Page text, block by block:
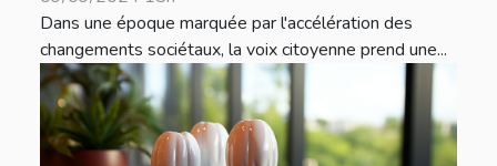
Dans une époque marquée par l'accélération des
changements sociétaux, la voix citoyenne prend une...